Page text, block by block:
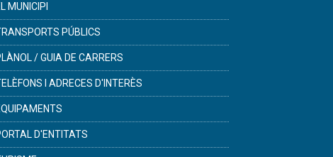
MUNICIPI
PÚBLICS
/ GUIA DE CARRERS
I ADRECES D'INTERÈS
D'ENTITATS